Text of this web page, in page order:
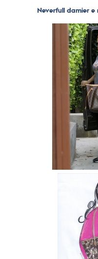
Neverfull damier e